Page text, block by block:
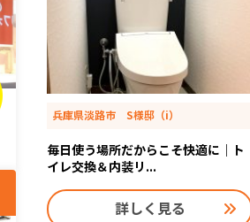
兵庫県淡路市 S様邸（i）
毎日使う場所だからこそ快適に｜ト
イレ交換＆内装リ...
詳しく見る